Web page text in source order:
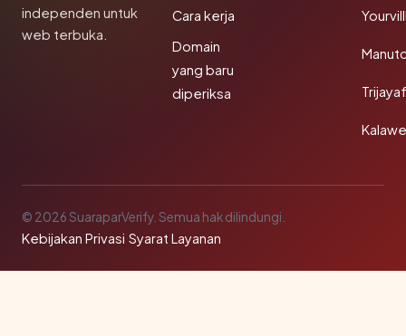
independen untuk
web terbuka.
Cara kerja
Domain
yang baru
diperiksa
© 2026 SuaraparVerify. Semua hak dilindungi.
Kebijakan Privasi·Syarat Layanan